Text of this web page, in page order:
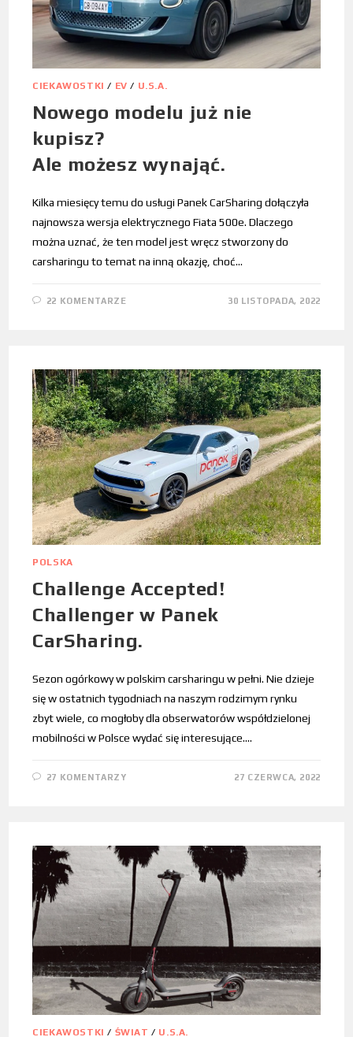
CIEKAWOSTKI / EV / U.S.A.
Nowego modelu już nie
kupisz?
Ale możesz wynająć.
Kilka miesięcy temu do usługi Panek CarSharing dołączyła
najnowsza wersja elektrycznego Fiata 500e. Dlaczego
można uznać, że ten model jest wręcz stworzony do
carsharingu to temat na inną okazję, choć…
22 KOMENTARZE 30 LISTOPADA, 2022
POLSKA
Challenge Accepted!
Challenger w Panek
CarSharing.
Sezon ogórkowy w polskim carsharingu w pełni. Nie dzieje
się w ostatnich tygodniach na naszym rodzimym rynku
zbyt wiele, co mogłoby dla obserwatorów współdzielonej
mobilności w Polsce wydać się interesujące.…
27 KOMENTARZY 27 CZERWCA, 2022
CIEKAWOSTKI / ŚWIAT / U.S.A.